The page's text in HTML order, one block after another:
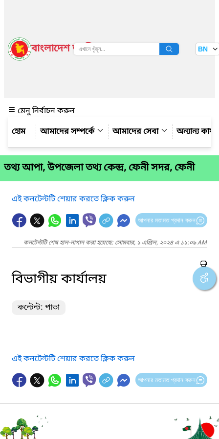
বাংলাদেশ জাতীয় তথ্য বাতায়ন BN
মেনু নির্বাচন করুন
আমাদের সম্পর্কে
আমাদের সেবা অন্যান্য
তথ্য আপা, উপজেলা তথ্য কেন্দ্র, ফেনী সদর, ফেনী
এই কনটেন্টটি শেয়ার করতে ক্লিক করুন
আপনার মতামত প্রদান করুন
কনটেন্টটি শেষ হাল-নাগাদ করা হয়েছে: সোমবার, ১ এপ্রিল, ২০২৪ এ ১১:০৯ AM
বিভাগীয় কার্যালয়
কন্টেন্ট: পাতা
এই কনটেন্টটি শেয়ার করতে ক্লিক করুন
আপনার মতামত প্রদান করুন